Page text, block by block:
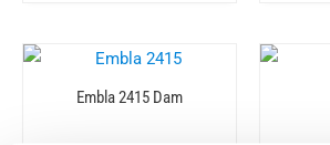
Embla 2415 Dam